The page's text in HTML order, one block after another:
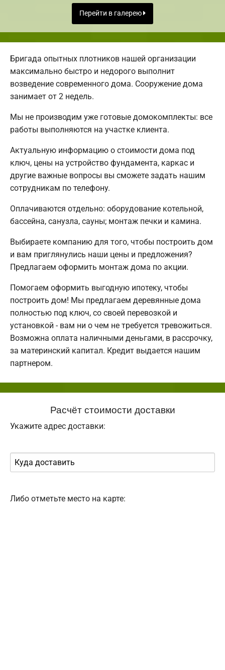
Перейти в галерею
Бригада опытных плотников нашей организации
максимально быстро и недорого выполнит
возведение современного дома. Сооружение дома
занимает от 2 недель.
Мы не производим уже готовые домокомплекты: все
работы выполняются на участке клиента.
Актуальную информацию о стоимости дома под
ключ, цены на устройство фундамента, каркас и
другие важные вопросы вы сможете задать нашим
сотрудникам по телефону.
Оплачиваются отдельно: оборудование котельной,
бассейна, санузла, сауны; монтаж печки и камина.
Выбираете компанию для того, чтобы построить дом
и вам приглянулись наши цены и предложения?
Предлагаем оформить монтаж дома по акции.
Помогаем оформить выгодную ипотеку, чтобы
построить дом! Мы предлагаем деревянные дома
полностью под ключ, со своей перевозкой и
установкой - вам ни о чем не требуется тревожиться.
Возможна оплата наличными деньгами, в рассрочку,
за материнский капитал. Кредит выдается нашим
партнером.
Расчёт стоимости доставки
Укажите адрес доставки:
Либо отметьте место на карте: